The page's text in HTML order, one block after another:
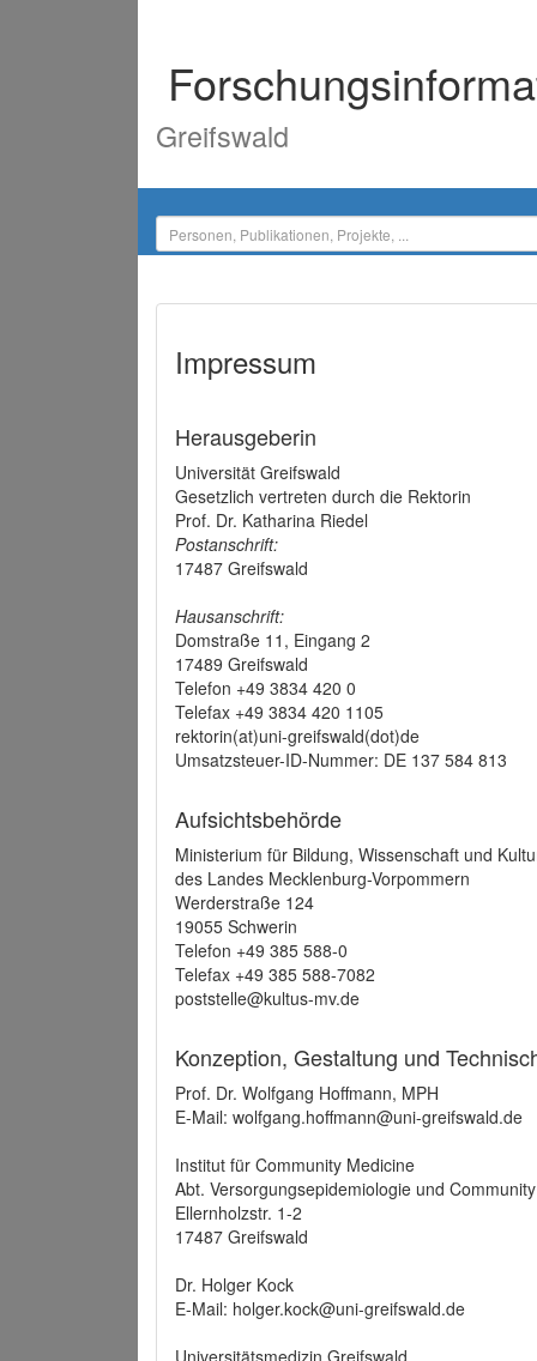
Greifswald
Impressum
Herausgeberin
Universität Greifswald
Gesetzlich vertreten durch die Rektorin
Prof. Dr. Katharina Riedel
Postanschrift:
17487 Greifswald
Hausanschrift:
Domstraße 11, Eingang 2
17489 Greifswald
Telefon +49 3834 420 0
Telefax +49 3834 420 1105
rektorin(at)uni-greifswald(dot)de
Umsatzsteuer-ID-Nummer: DE 137 584 813
Aufsichtsbehörde
Ministerium für Bildung, Wissenschaft und
des Landes Mecklenburg-Vorpommern
Werderstraße 124
19055 Schwerin
Telefon +49 385 588-0
Telefax +49 385 588-7082
poststelle@kultus-mv.de
Konzeption, Gestaltung und
Prof. Dr. Wolfgang Hoffmann, MPH
E-Mail: wolfgang.hoffmann@uni-greifswald.de
Institut für Community Medicine
Abt. Versorgungsepidemiologie und
Ellernholzstr. 1-2
17487 Greifswald
Dr. Holger Kock
E-Mail: holger.kock@uni-greifswald.de
Universitätsmedizin Greifswald